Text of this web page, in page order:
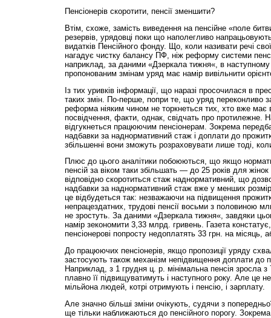
Пенсіонерів скоротити, пенсії зменшити?
Втім, схоже, замість виведення на пенсійне «поле
резервів, урядовці поки що наполегливо напрацьовують
видатків Пенсійного фонду. Що, коли називати речі
нагадує чистку балансу ПФ, ніж реформу системи
наприклад, за даними «Дзеркала тижня«, в наступному
пропонованим змінам уряд має намір вивільнити
Із тих уривків інформації, що наразі просочилася в
таких змін. По-перше, попри те, що уряд переконливо
реформа ніяким чином не торкнеться тих, хто вже має
посвідчення, факти, однак, свідчать про протилежне.
відгукнеться працюючим пенсіонерам. Зокрема
надбавки за наднормативний стаж і доплати до
збільшенні вони зможуть розраховувати лише тоді,
Плюс до цього аналітики побоюються, що якщо
пенсій за віком таки збільшать — до 25 років для
відповідно скоротиться стаж наднормативний, що
надбавки за наднормативний стаж вже у менших
це відбудеться так: незважаючи на підвищення
непрацездатних, трудові пенсії восьми з половиною
не зростуть. За даними «Дзеркала тижня«, завдяки
намір зекономити 3,33 млрд. гривень. Газета
пенсіонерові попросту недоплатять 33 грн. на місяць,
До працюючих пенсіонерів, якщо пропозиції уряду
застосують також механізм непідвищення доплати до
Наприклад, з 1 грудня ц. р. мінімальна пенсія зросла
плавно її підвищуватимуть і наступного року. Але це
мільйона людей, котрі отримують і пенсію, і зарплату.
Але значно більші зміни очікують, судячи з
ще тільки наближаються до пенсійного порогу.